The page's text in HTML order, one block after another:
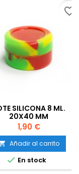
SILICONA 8 ML.
20X40 MM
Precio
1,90 €
Añadir al carrito
 En stock
favorite_border